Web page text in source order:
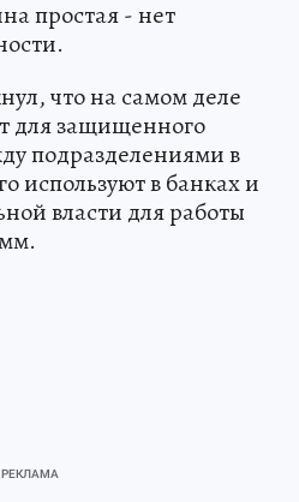
простая - нет
что на самом деле
для защищенного
подразделениями в
используют в банках и
власти для работы